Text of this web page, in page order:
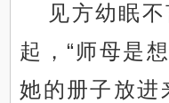
见方幼眠
起，“师母是
她的册子放进